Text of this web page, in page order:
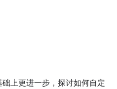
础上更进一步，探讨如何自定